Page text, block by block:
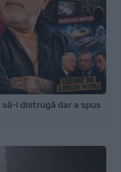
l distrugă dar a spus